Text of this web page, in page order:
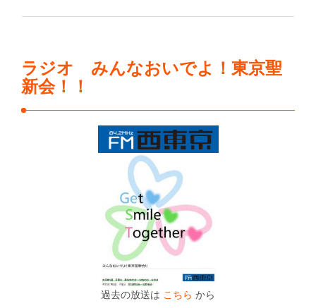
ラジオ みんなおいでよ！東京聖
新会！！
過去の放送は こちら から